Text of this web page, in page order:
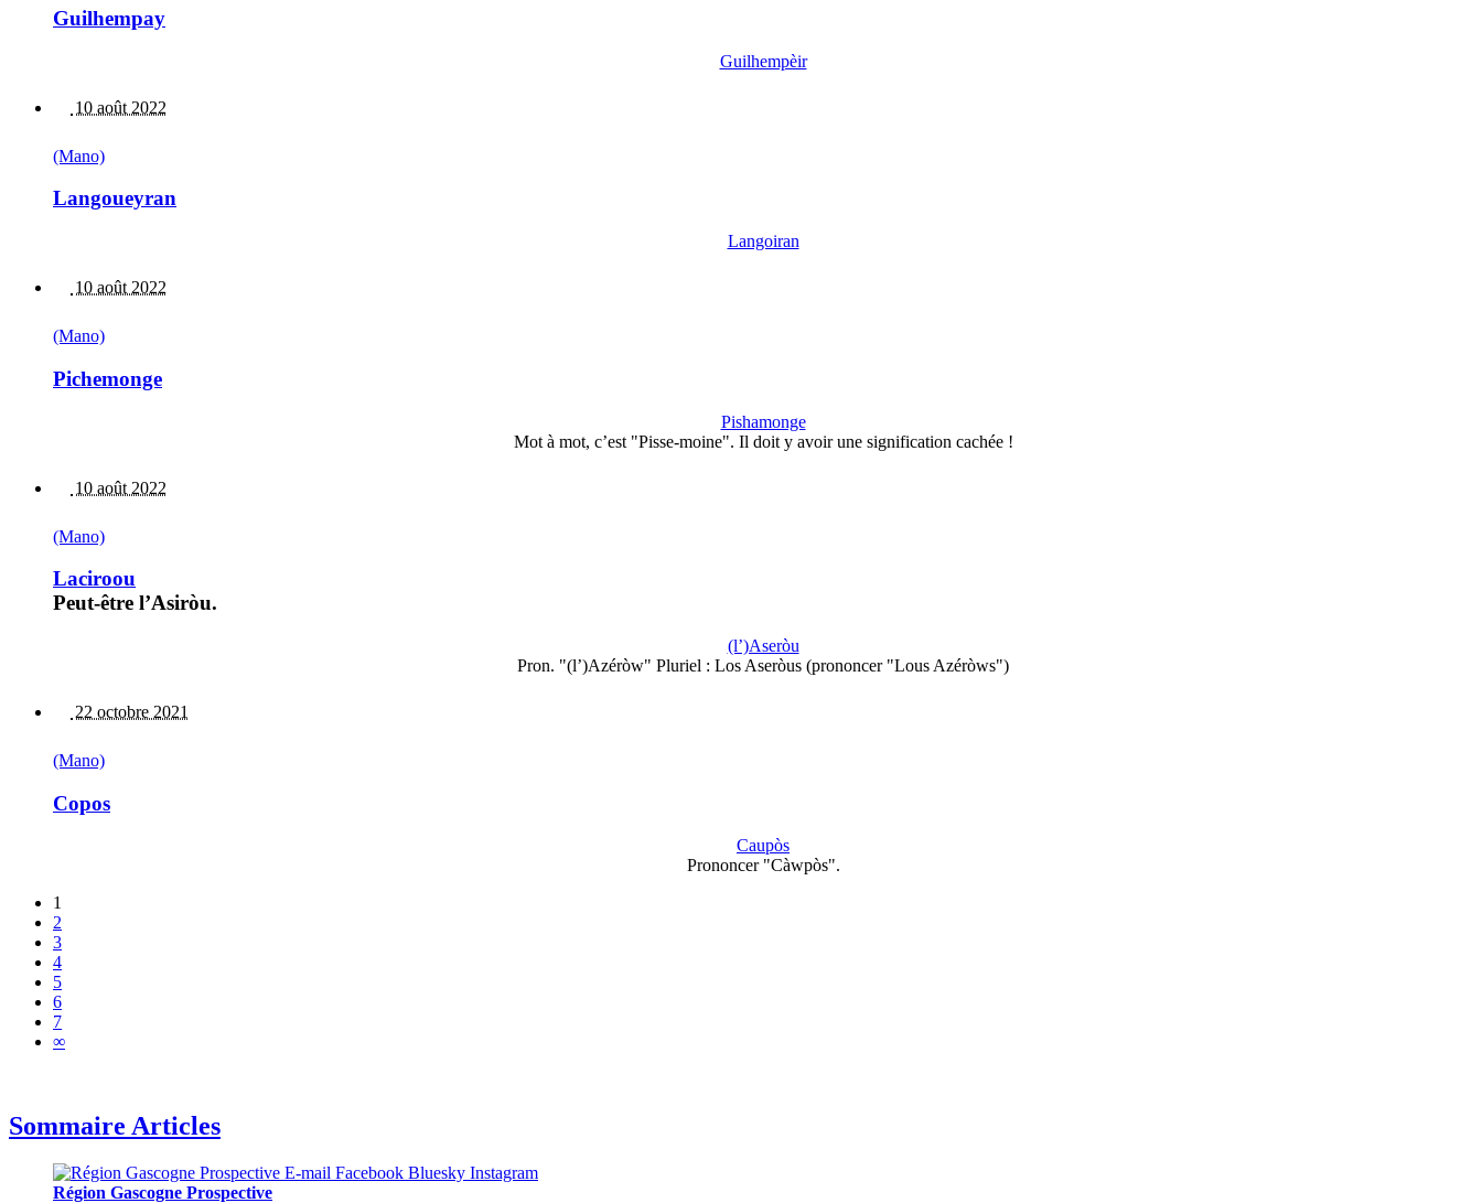
Guilhempay
Guilhempèir
10 août 2022
(Mano)
Langoueyran
Langoiran
10 août 2022
(Mano)
Pichemonge
Pishamonge
Mot à mot, c’est "Pisse-moine". Il doit y avoir une signification cachée !
10 août 2022
(Mano)
Laciroou
Peut-être l’Asiròu.
(l’)Aseròu
Pron. "(l’)Azéròw" Pluriel : Los Aseròus (prononcer "Lous Azéròws")
22 octobre 2021
(Mano)
Copos
Caupòs
Prononcer "Càwpòs".
1
2
3
4
5
6
7
∞
Sommaire Articles
Région Gascogne Prospective